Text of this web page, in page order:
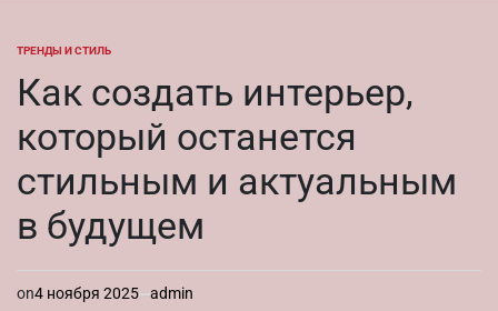
ОПУБЛИКОВАНО
ТРЕНДЫ И СТИЛЬ
Как создать интерьер,
который останется
стильным и актуальным
в будущем
on4 ноября 2025 admin